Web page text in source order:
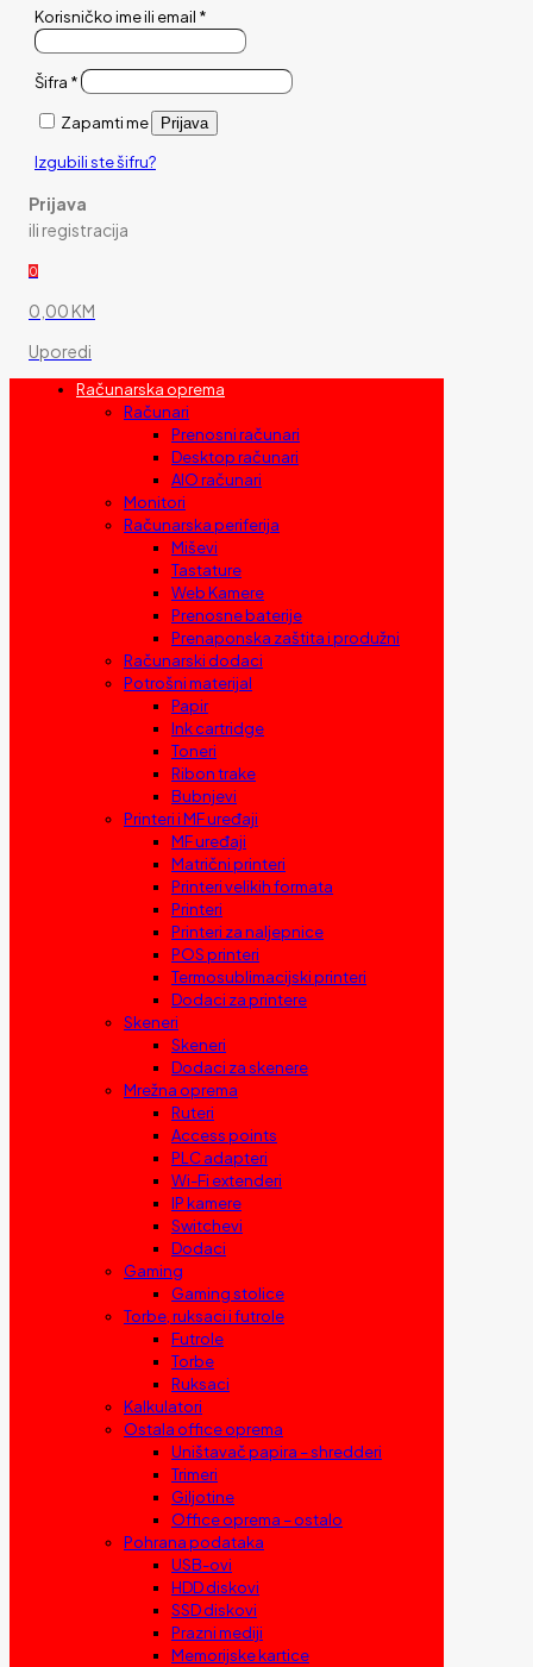
Korisničko ime ili email *
Šifra *
Zapamti me Prijava
Izgubili ste šifru?
Prijava
ili registracija
0
0,00 KM
Uporedi
Računarska oprema
Računari
Prenosni računari
Desktop računari
AIO računari
Monitori
Računarska periferija
Miševi
Tastature
Web Kamere
Prenosne baterije
Prenaponska zaštita i produžni
Računarski dodaci
Potrošni materijal
Papir
Ink cartridge
Toneri
Ribon trake
Bubnjevi
Printeri i MF uređaji
MF uređaji
Matrični printeri
Printeri velikih formata
Printeri
Printeri za naljepnice
POS printeri
Termosublimacijski printeri
Dodaci za printere
Skeneri
Skeneri
Dodaci za skenere
Mrežna oprema
Ruteri
Access points
PLC adapteri
Wi-Fi extenderi
IP kamere
Switchevi
Dodaci
Gaming
Gaming stolice
Torbe, ruksaci i futrole
Futrole
Torbe
Ruksaci
Kalkulatori
Ostala office oprema
Uništavač papira – shredderi
Trimeri
Giljotine
Office oprema – ostalo
Pohrana podataka
USB-ovi
HDD diskovi
SSD diskovi
Prazni mediji
Memorijske kartice